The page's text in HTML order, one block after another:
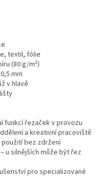
textil, fólie
(80 g/m²)
mm
v hlavě
funkcí řezaček v provozu
a kreativní pracoviště
použití bez zdržení
u silnějších může být řez
pro specializované